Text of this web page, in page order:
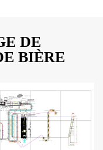
DE
BIÈRE